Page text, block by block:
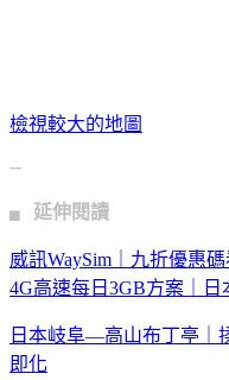
檢視較大的地圖
--
▖ 延伸閱讀
威訊WaySim｜九折優惠
4G高速每日3GB方案｜日
日本岐阜—高山布丁亭｜
即化